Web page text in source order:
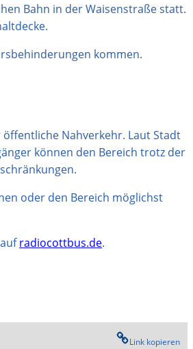
Bahn in der Waisenstraße statt.
kommen.
Nahverkehr. Laut Stadt
können den Bereich trotz der
oder den Bereich möglichst
radiocottbus.de.
Link kopieren